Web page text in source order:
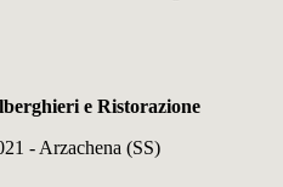
e Ristorazione
- Arzachena (SS)